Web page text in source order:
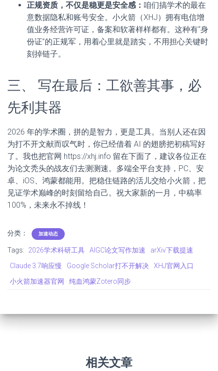
正规资质，不仅是稳更是安全感： 咱们搞学术的最在
意数据隐私和账号安全。小火箭（XHJ）拥有电信增
值业务经营许可证，备案和软著样样都有。这种有“身
份证”的正规军，用着心里就是踏实，不用担心关键时
刻掉链子。
三、 写在最后：工欲善其事，必
先利其器
2026 年的学术圈，拼的是智力，更是工具。当别人还在因
为打不开文献而叹气时，你已经借着 AI 的翅膀把初稿写好
了。我也把官网 https://xhj.info 留在下面了，建议各位正在
为论文秃头的战友们去测测速。多端全平台支持，PC、安
卓、iOS、鸿蒙都能用。把稳住链路的活儿交给小火箭，把
见证学术巅峰的时刻留给自己。祝大家新的一月，中稿率
100%，未来永不掉线！
分类： 加速动态
Tags: 2026学术科研工具 AIGC论文写作加速
arXiv下载提速
Claude 3.7响应慢
Google Scholar打不开解决
XHJ官网入口
小火箭加速器官网
纯血鸿蒙Zotero同步
相关文章